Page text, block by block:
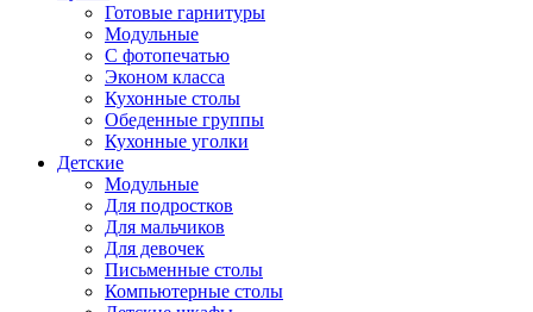
Готовые гарнитуры
Модульные
С фотопечатью
Эконом класса
Кухонные столы
Обеденные группы
Кухонные уголки
Детские
Модульные
Для подростков
Для мальчиков
Для девочек
Письменные столы
Компьютерные столы